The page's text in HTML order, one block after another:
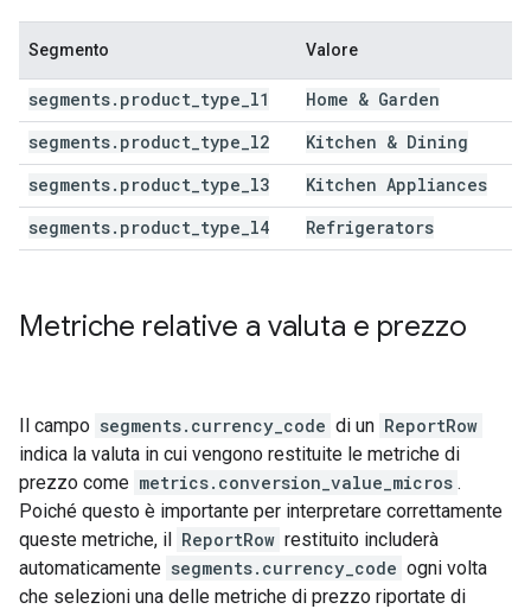
Segmento Valore
segments. product type l1
Home & Garden
segments. product type l2
Kitchen & Dining
segments. product type l3
Kitchen Appliances
segments. product type l4 Refrigerators
Metriche relative a valuta e prezzo
Il campo segments.currency_code di un ReportRow
indica la valuta in cui vengono restituite le metriche di
prezzo come metrics.conversion_value_micros .
Poiché questo è importante per interpretare correttamente
queste metriche, il ReportRow restituito includerà
automaticamente segments.currency_code ogni volta
che selezioni una delle metriche di prezzo riportate di